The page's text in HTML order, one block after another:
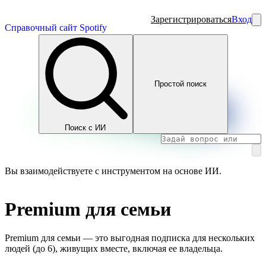
Справочный сайт Spotify
ЗарегистрироватьсяВход
Поиск с ИИ
Простой поиск
Вы взаимодействуете с инструментом на основе ИИ.
Premium для семьи
Premium для семьи — это выгодная подписка для нескольких
людей (до 6), живущих вместе, включая ее владельца.